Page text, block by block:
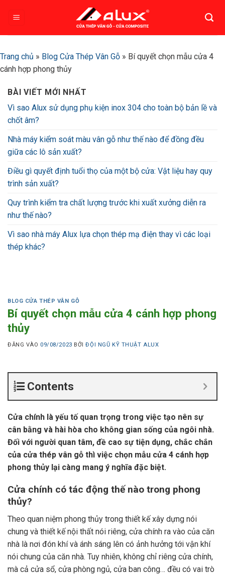
Trang chủ » Blog Cửa Thép Vân Gỗ » Bí quyết chọn mẫu cửa 4
cánh hợp phong thủy
BÀI VIẾT MỚI NHẤT
Vì sao Alux sử dụng phụ kiện inox 304 cho toàn bộ bản lề và
chốt âm?
Nhà máy kiểm soát màu vân gỗ như thế nào để đồng đều
giữa các lô sản xuất?
Điều gì quyết định tuổi thọ của một bộ cửa: Vật liệu hay quy
trình sản xuất?
Quy trình kiểm tra chất lượng trước khi xuất xưởng diễn ra
như thế nào?
Vì sao nhà máy Alux lựa chọn thép mạ điện thay vì các loại
thép khác?
BLOG CỬA THÉP VÂN GỖ
Bí quyết chọn mẫu cửa 4 cánh hợp phong
thủy
ĐĂNG VÀO 09/08/2023 BỞIĐỘI NGŨ KỸ THUẬT ALUX
Contents
Cửa chính là yếu tố quan trọng trong việc tạo nên sự
cân bằng và hài hòa cho không gian sống của ngôi nhà.
Đối với người quan tâm, đề cao sự tiện dụng, chắc chắn
của cửa thép vân gỗ thì việc chọn mẫu cửa 4 cánh hợp
phong thủy lại càng mang ý nghĩa đặc biệt.
Cửa chính có tác động thế nào trong phong
thủy?
Theo quan niệm phong thủy trong thiết kế xây dựng nói
chung và thiết kế nội thất nói riêng, cửa chính ra vào của căn
nhà là nơi đón khí và ánh sáng lên có ảnh hưởng tới vận khí
nói chung của căn nhà. Tuy nhiên, không chỉ riêng cửa chính,
mà cả cửa sổ, cửa phòng ngủ, cửa ban công… đều có vai trò